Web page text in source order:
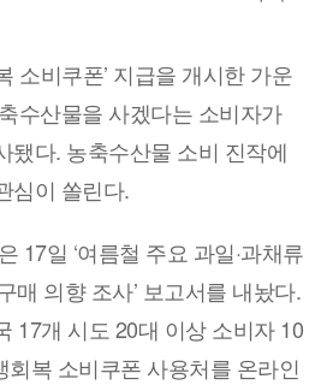
소비쿠폰’ 지급을 개시한 가운
수산물을 사겠다는 소비자가
됐다. 농축수산물 소비 진작에
심이 쏠린다.
17일 ‘여름철 주요 과일·과채류
매 의향 조사’ 보고서를 내놨다.
17개 시도 20대 이상 소비자 10
복 소비쿠폰 사용처를 온라인